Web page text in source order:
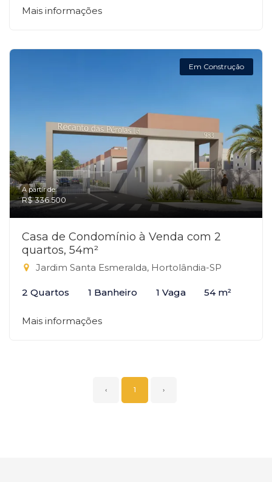
Mais informações
Em Construção
A partir de:
R$ 336.500
Casa de Condomínio à Venda com 2
quartos, 54m²
Jardim Santa Esmeralda, Hortolândia-SP
2 Quartos 1 Banheiro 1 Vaga 54 m²
Mais informações
‹ 1 ›